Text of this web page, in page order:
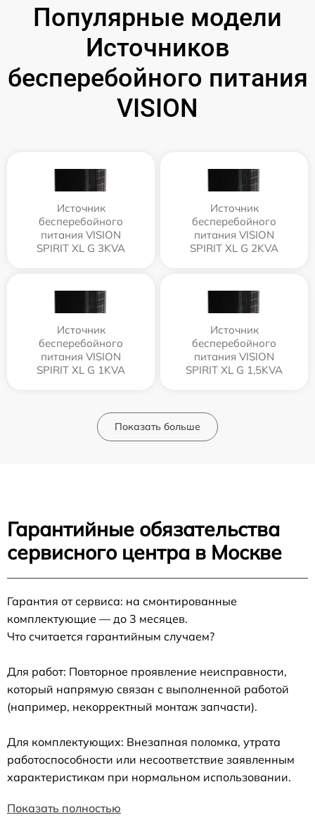
Популярные модели
Источников
бесперебойного питания
VISION
Источник
бесперебойного
питания VISION
SPIRIT XL G 3KVA
Источник
бесперебойного
питания VISION
SPIRIT XL G 2KVA
Источник
бесперебойного
питания VISION
SPIRIT XL G 1KVA
Источник
бесперебойного
питания VISION
SPIRIT XL G 1,5KVA
Показать больше
Гарантийные обязательства
сервисного центра в Москве
Гарантия от сервиса: на смонтированные
комплектующие — до 3 месяцев.
Что считается гарантийным случаем?
Для работ: Повторное проявление неисправности,
который напрямую связан с выполненной работой
(например, некорректный монтаж запчасти).
Для комплектующих: Внезапная поломка, утрата
работоспособности или несоответствие заявленным
характеристикам при нормальном использовании.
Показать полностью